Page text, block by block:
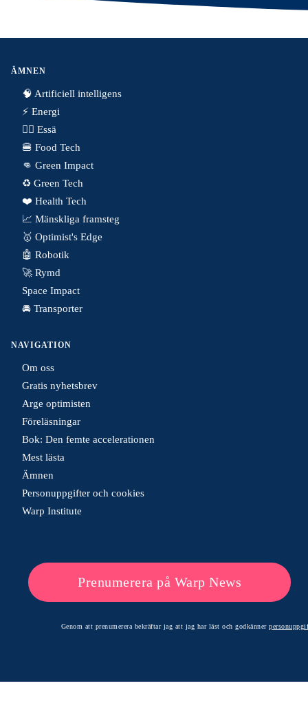
ÄMNEN
🧠 Artificiell intelligens
⚡️ Energi
✍🏼 Essä
🍔 Food Tech
👊 Green Impact
♻️ Green Tech
❤️ Health Tech
📈 Mänskliga framsteg
🥇 Optimist's Edge
🤖 Robotik
🚀 Rymd
Space Impact
🚘 Transporter
NAVIGATION
Om oss
Gratis nyhetsbrev
Arge optimisten
Föreläsningar
Bok: Den femte accelerationen
Mest lästa
Ämnen
Personuppgifter och cookies
Warp Institute
Prenumerera på Warp News
Genom att prenumerera bekräftar jag att jag har läst och godkänner